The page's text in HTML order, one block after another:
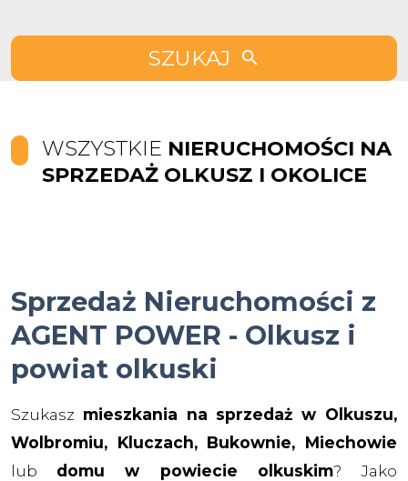
SZUKAJ
WSZYSTKIE NIERUCHOMOŚCI NA
SPRZEDAŻ OLKUSZ I OKOLICE
Sprzedaż Nieruchomości z
AGENT POWER - Olkusz i
powiat olkuski
Szukasz mieszkania na sprzedaż w Olkuszu,
Wolbromiu, Kluczach, Bukownie, Miechowie
lub domu w powiecie olkuskim? Jako